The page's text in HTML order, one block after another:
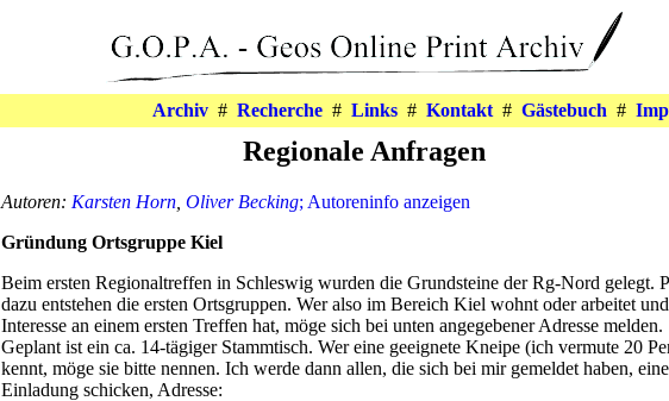
Archiv # Recherche # Links # Kontakt # Gästebuch #
Regionale Anfragen
Autoren: Karsten Horn Oliver Becking; Autoreninfo anzeigen
Gründung Ortsgruppe Kiel
Beim ersten Regionaltreffen in Schleswig wurden die Grundsteine der Rg-Nord gelegt.
dazu entstehen die ersten Ortsgruppen. Wer also im Bereich Kiel wohnt oder arbeitet und
Interesse an einem ersten Treffen hat, möge sich bei unten angegebener Adresse melden.
Geplant ist ein ca. 14-tägiger Stammtisch. Wer eine geeignete Kneipe (ich vermute 20
kennt, möge sie bitte nennen. Ich werde dann allen, die sich bei mir gemeldet haben, eine
Einladung schicken, Adresse: